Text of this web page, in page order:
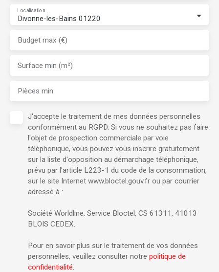
Divonne-les-Bains 01220
Localisation
Budget max (€)
Surface min (m²)
Pièces min
J'accepte le traitement de mes données personnelles
conformément au RGPD. Si vous ne souhaitez pas faire
l'objet de prospection commerciale par voie
téléphonique, vous pouvez vous inscrire gratuitement
sur la liste d'opposition au démarchage téléphonique,
prévu par l'article L223-1 du code de la consommation,
sur le site Internet www.bloctel.gouv.fr ou par courrier
adressé à :
Société Worldline, Service Bloctel, CS 61311, 41013
BLOIS CEDEX.
Pour en savoir plus sur le traitement de vos données
personnelles, veuillez consulter notre politique de
confidentialité.